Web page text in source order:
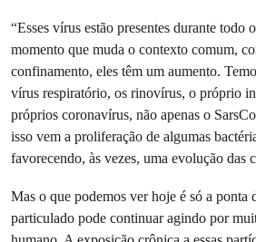
“Esses vírus estão presentes durante todo
momento que muda o contexto comum,
confinamento, eles têm um aumento.
vírus respiratório, os rinovírus, o próprio
próprios coronavírus, não apenas o
isso vem a proliferação de algumas
favorecendo, às vezes, uma evolução das
Mas o que podemos ver hoje é só a ponta
particulado pode continuar agindo por